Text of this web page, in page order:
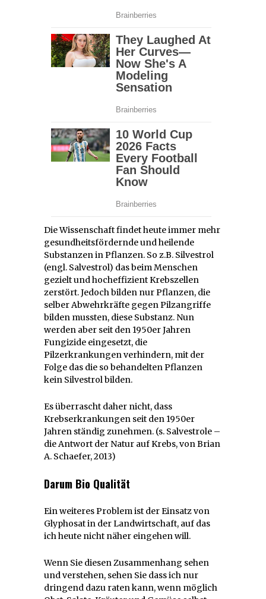
Die Wissenschaft findet heute immer mehr
gesundheitsfördernde und heilende
Substanzen in Pflanzen. So z.B. Silvestrol
(engl. Salvestrol) das beim Menschen
gezielt und hocheffizient Krebszellen
zerstört. Jedoch bilden nur Pflanzen, die
selber Abwehrkräfte gegen Pilzangriffe
bilden mussten, diese Substanz. Nun
werden aber seit den 1950er Jahren
Fungizide eingesetzt, die
Pilzerkrankungen verhindern, mit der
Folge das die so behandelten Pflanzen
kein Silvestrol bilden.
Es überrascht daher nicht, dass
Krebserkrankungen seit den 1950er
Jahren ständig zunehmen. (s. Salvestrole –
die Antwort der Natur auf Krebs, von Brian
A. Schaefer, 2013)
Darum Bio Qualität
Ein weiteres Problem ist der Einsatz von
Glyphosat in der Landwirtschaft, auf das
ich heute nicht näher eingehen will.
Wenn Sie diesen Zusammenhang sehen
und verstehen, sehen Sie dass ich nur
dringend dazu raten kann, wenn möglich